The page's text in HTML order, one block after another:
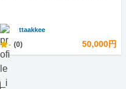
ttaakkee
- (0) 50,000円